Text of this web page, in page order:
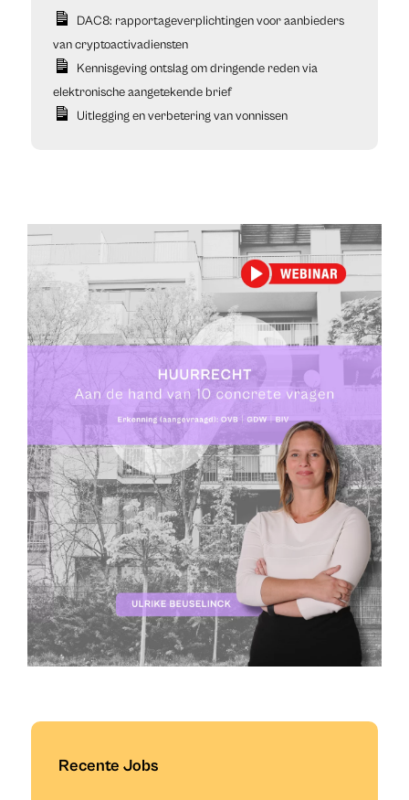
DAC8: rapportageverplichtingen voor aanbieders
van cryptoactivadiensten
Kennisgeving ontslag om dringende reden via
elektronische aangetekende brief
Uitlegging en verbetering van vonnissen
Recente Jobs